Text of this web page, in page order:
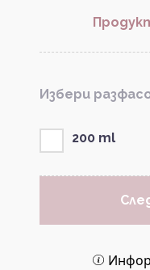
Избери
200 ml